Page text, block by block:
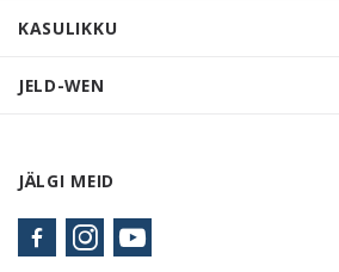
KASULIKKU
JELD-WEN
JÄLGI MEID